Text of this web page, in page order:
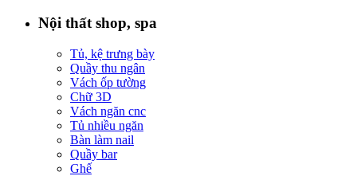
Nội thất shop, spa
Tủ, kệ trưng bày
Quầy thu ngân
Vách ốp tường
Chữ 3D
Vách ngăn cnc
Tủ nhiều ngăn
Bàn làm nail
Quầy bar
Ghế